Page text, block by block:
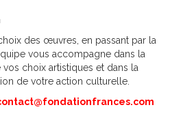
des œuvres, en passant par la
vous accompagne dans la
choix artistiques et dans la
de votre action culturelle.